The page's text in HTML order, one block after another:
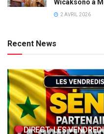
Wicaksono à
2 AVRIL 2026
Recent News
DIRECT: LES